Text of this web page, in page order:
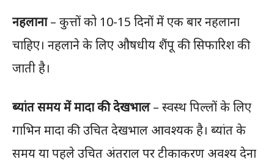
नहलाना– कुत्तों को 10-15 दिनों में एक बार नहलाना
चाहिए। नहलाने के लिए औषधीय शैंपू की सिफारिश की
जाती है।
ब्यांत समय में मादा की देखभाल– स्वस्थ पिल्लों के लिए
गाभिन मादा की उचित देखभाल आवश्यक है। ब्यांत के
समय या पहले उचित अंतराल पर टीकाकरण अवश्य देना